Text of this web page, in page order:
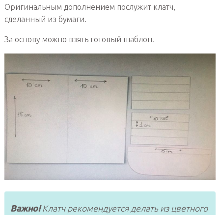
Оригинальным дополнением послужит клатч,
сделанный из бумаги.
За основу можно взять готовый шаблон.
Важно!Клатч рекомендуется делать из цветного